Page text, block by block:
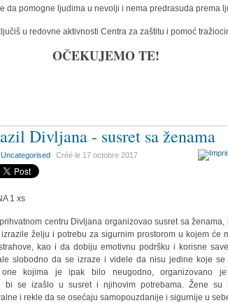
da pomogne ljudima u nevolji i nema predrasuda prema
u redovne aktivnosti Centra za zaštitu i pomoć
OČEKUJEMO TE!
Divljana - susret sa ženama
Uncategorised Créé le 17 octobre 2017
centru Divljana organizovao susret sa ženama,
želju i potrebu za sigurnim prostorom u kojem će
kao i da dobiju emotivnu podršku i korisne
slobodno da se izraze i videle da nisu jedine koje se
one kojima je ipak bilo neugodno, organizovano je
bi se izašlo u susret i njihovim potrebama. Žene su
i rekle da se osećaju samopouzdanije i sigurnije u